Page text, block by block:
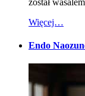
został
Więcej…
Endo